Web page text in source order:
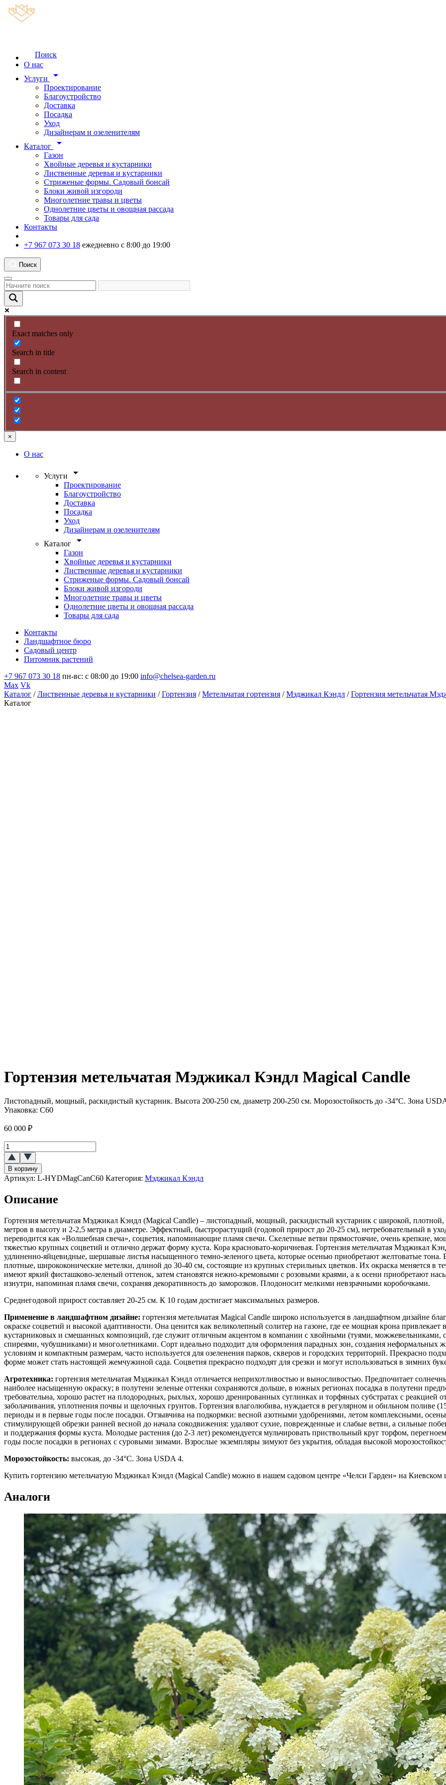
Поиск
О нас
Услуги
arrow_drop_down
Проектирование
Благоустройство
Доставка
Посадка
Уход
Дизайнерам и озеленителям
Каталог
arrow_drop_down
Газон
Хвойные деревья и кустарники
Лиственные деревья и кустарники
Стриженые формы. Садовый бонсай
Блоки живой изгороди
Многолетние травы и цветы
Однолетние цветы и овощная рассада
Товары для сада
Контакты
+7 967 073 30 18 ежедневно с 8:00 до 19:00
Поиск
Exact matches only
Search in title
Search in content
×
О нас
Услуги arrow_drop_down
Проектирование
Благоустройство
Доставка
Посадка
Уход
Дизайнерам и озеленителям
Каталог
arrow_drop_down
Газон
Хвойные деревья и кустарники
Лиственные деревья и кустарники
Стриженые формы. Садовый бонсай
Блоки живой изгороди
Многолетние травы и цветы
Однолетние цветы и овощная рассада
Товары для сада
Контакты
Ландшафтное бюро
Садовый центр
Питомник растений
+7 967 073 30 18 пн-вс: с 08:00 до 19:00 info@chelsea-garden.ru
Max Vk
Каталог /Лиственные деревья и кустарники /Гортензия /Метельчатая гортензия /Мэджикал Кэндл /Гортензия метельчатая
Каталог
Гортензия метельчатая Мэджикал Кэндл Magical Candle
Листопадный, мощный, раскидистый кустарник. Высота 200-250 см, диаметр 200-250 см. Морозостойкость до -34°C. Зона
Упаковка: C60
60 000 ₽
Количество
товара
Гортензия
метельчатая
Мэджикал
(Magical
В корзину
Артикул: L-HYDMagCanC60 Категория: Мэджикал Кэндл
Описание
Гортензия метельчатая Мэджикал Кэндл (Magical Candle) – листопадный, мощный, раскидистый кустарник с широкой,
метров в высоту и 2-2,5 метра в диаметре. Эффектный, быстрорастущий (годовой прирост до 20-25 см), нетребовательный в
переводится как «Волшебная свеча», соцветия, напоминающие пламя свечи. Скелетные ветви прямостоячие, очень крепкие,
тяжестью крупных соцветий и отлично держат форму куста. Кора красновато-коричневая. Гортензия метельчатая Мэджикал
удлиненно-яйцевидные, шершавые листья насыщенного темно-зеленого цвета, которые осенью приобретают желтоватые
плотные, ширококонические метелки, длиной до 30-40 см, состоящие из крупных стерильных цветков. Их окраска меняется в
имеют яркий фисташково-зеленый оттенок, затем становятся нежно-кремовыми с розовыми краями, а к осени приобретают
изнутри, напоминая пламя свечи, сохраняя декоративность до заморозков. Плодоносит мелкими невзрачными коробочками.
Среднегодовой прирост составляет 20-25 см. К 10 годам достигает максимальных размеров.
Применение в ландшафтном дизайне: гортензия метельчатая Magical Candle широко используется в ландшафтном дизайне
окраске соцветий и высокой адаптивности. Она ценится как великолепный солитер на газоне, где ее мощная крона
кустарниковых и смешанных композиций, где служит отличным акцентом в компании с хвойными (туями, можжевельниками,
спиреями, чубушниками) и многолетниками. Сорт идеально подходит для оформления парадных зон, создания неформальных
условиям и компактным размерам, часто используется для озеленения парков, скверов и городских территорий. Прекрасно
форме может стать настоящей жемчужиной сада. Соцветия прекрасно подходят для срезки и могут использоваться в зимних
Агротехника: гортензия метельчатая Мэджикал Кэндл отличается неприхотливостью и выносливостью. Предпочитает
наиболее насыщенную окраску; в полутени зеленые оттенки сохраняются дольше, в южных регионах посадка в полутени
требовательна, хорошо растет на плодородных, рыхлых, хорошо дренированных суглинках и торфяных субстратах с реакцией
заболачивания, уплотнения почвы и щелочных грунтов. Гортензия влаголюбива, нуждается в регулярном и обильном поливе
периоды и в первые годы после посадки. Отзывчива на подкормки: весной азотными удобрениями, летом комплексными,
стимулирующей обрезки ранней весной до начала сокодвижения: удаляют сухие, поврежденные и слабые ветви, а сильные
и поддержания формы куста. Молодые растения (до 2-3 лет) рекомендуется мульчировать приствольный круг торфом,
годы после посадки в регионах с суровыми зимами. Взрослые экземпляры зимуют без укрытия, обладая высокой
Морозостойкость: высокая, до -34°C. Зона USDA 4.
Купить гортензию метельчатую Мэджикал Кэндл (Magical Candle) можно в нашем садовом центре «Челси Гарден» на Киевском
Аналоги